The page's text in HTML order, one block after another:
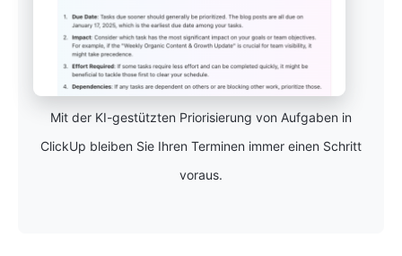
Mit der KI-gestützten Priorisierung von Aufgaben in
ClickUp bleiben Sie Ihren Terminen immer einen Schritt
voraus.